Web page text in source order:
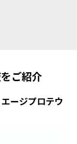
ご紹介
ージプロテウ